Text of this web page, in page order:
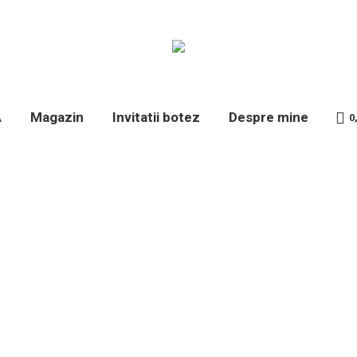
Magazin Invitatii botez Despre mine